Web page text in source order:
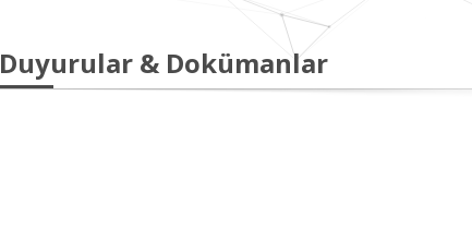
Duyurular & Dokümanlar